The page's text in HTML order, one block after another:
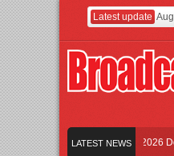
Latest update
LATEST NEWS
Ungkit-Ungkit” APMF 2026